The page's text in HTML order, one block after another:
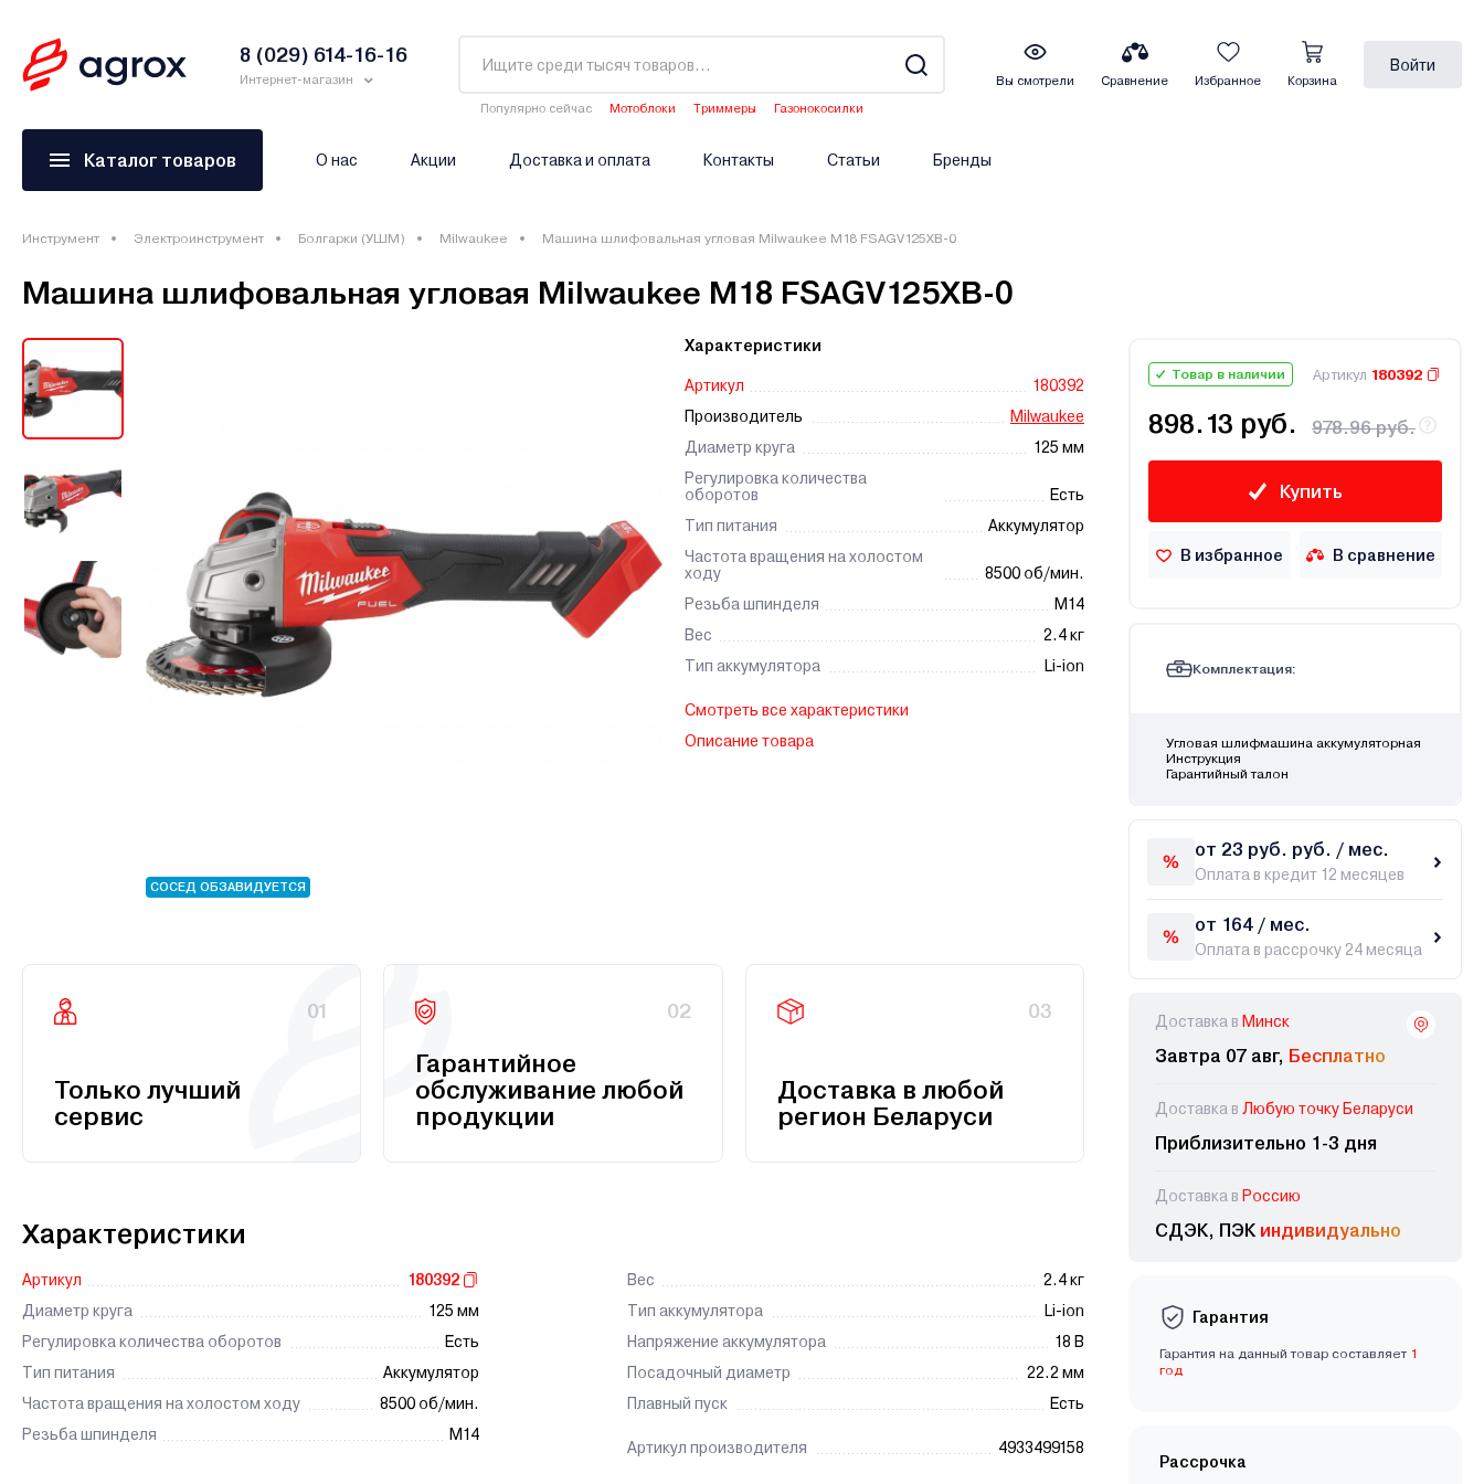
8 (029) 614-16-16
Интернет-магазин
Популярно сейчас Мотоблоки Триммеры
Газонокосилки
Вы смотрели Сравнение Избранное Корзина
Войти
Каталог товаров О нас Акции Доставка и оплата Контакты Статьи Бренды
Инструмент Электроинструмент Болгарки (УШМ) Milwaukee Машина шлифовальная угловая Milwaukee M18 FSAGV125XB-0
Машина шлифовальная угловая Milwaukee M18 FSAGV125XB-0
СОСЕД ОБЗАВИДУЕТСЯ
Характеристики
Артикул
180392
Производитель
Milwaukee
Диаметр круга
125 мм
Регулировка количества
оборотов
Есть
Тип питания
Аккумулятор
Частота вращения на холостом
ходу
8500 об/мин.
Резьба шпинделя
М14
Вес
2.4 кг
Тип аккумулятора
Li-ion
Смотреть все характеристики
Описание товара
01
Только лучший
сервис
02
Гарантийное
обслуживание любой
продукции
03
Доставка в любой
регион Беларуси
Характеристики
Артикул
180392
Диаметр круга
125 мм
Регулировка количества оборотов
Есть
Тип питания
Аккумулятор
Частота вращения на холостом ходу
8500 об/мин.
Резьба шпинделя
М14
Вес
2.4 кг
Тип аккумулятора
Li-ion
Напряжение аккумулятора
18 В
Посадочный диаметр
22.2 мм
Плавный пуск
Есть
Артикул производителя 4933499158
Товар в наличии Артикул 180392
898.13 руб. 978.96 руб.
Купить
В избранное В сравнение
Комплектация:
Угловая шлифмашина аккумуляторная
Инструкция
Гарантийный талон
от 23 руб. руб. / мес.
Оплата в кредит 12 месяцев
от 164 / мес.
Оплата в рассрочку 24 месяца
Доставка в Минск
Завтра 07 авг, Бесплатно
Доставка в Любую точку Беларуси
Приблизительно 1-3 дня
Доставка в Россию
СДЭК, ПЭК индивидуально
Гарантия
Гарантия на данный товар составляет 1
год
Рассрочка